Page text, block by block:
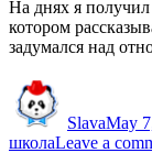
На днях я
котором
задумался над
SlavaMay
школаLeave a